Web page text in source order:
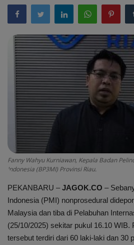
Peristiwa
Daerah
Pemerintah
Pemilu
Kriminal
Olahraga
Budaya
Internasional
Fanny Wahyu Kurniawan, Kepala Badan
Indonesia (BP3MI) Provinsi Riau.
PEKANBARU –JAGOK.CO –
Indonesia (PMI) nonprosedural
Malaysia dan tiba di Pelabuhan
(25/10/2025) sekitar pukul 16.10 WIB.
tersebut terdiri dari 60 laki-laki dan 30